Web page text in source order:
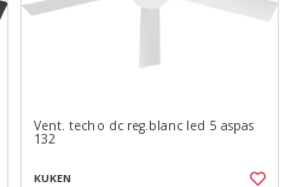
Vent. techo dc reg.blanc led 5 aspas
132
KUKEN